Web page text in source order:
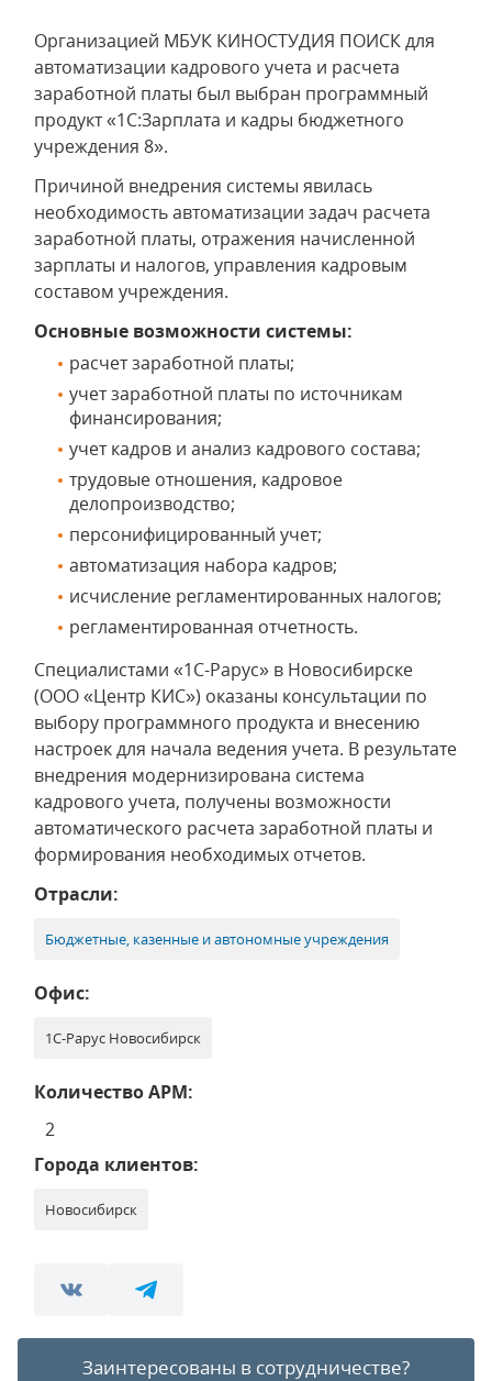
Организацией МБУК КИНОСТУДИЯ ПОИСК для
автоматизации кадрового учета и расчета
заработной платы был выбран программный
продукт «1С:Зарплата и кадры бюджетного
учреждения 8».
Причиной внедрения системы явилась
необходимость автоматизации задач расчета
заработной платы, отражения начисленной
зарплаты и налогов, управления кадровым
составом учреждения.
Основные возможности системы:
расчет заработной платы;
учет заработной платы по источникам
финансирования;
учет кадров и анализ кадрового состава;
трудовые отношения, кадровое
делопроизводство;
персонифицированный учет;
автоматизация набора кадров;
исчисление регламентированных налогов;
регламентированная отчетность.
Специалистами «1С-Рарус» в Новосибирске
(ООО «Центр КИС») оказаны консультации по
выбору программного продукта и внесению
настроек для начала ведения учета. В результате
внедрения модернизирована система
кадрового учета, получены возможности
автоматического расчета заработной платы и
формирования необходимых отчетов.
Отрасли:
Бюджетные, казенные и автономные учреждения
Офис:
1С-Рарус Новосибирск
Количество АРМ:
2
Города клиентов:
Новосибирск
Заинтересованы в сотрудничестве?